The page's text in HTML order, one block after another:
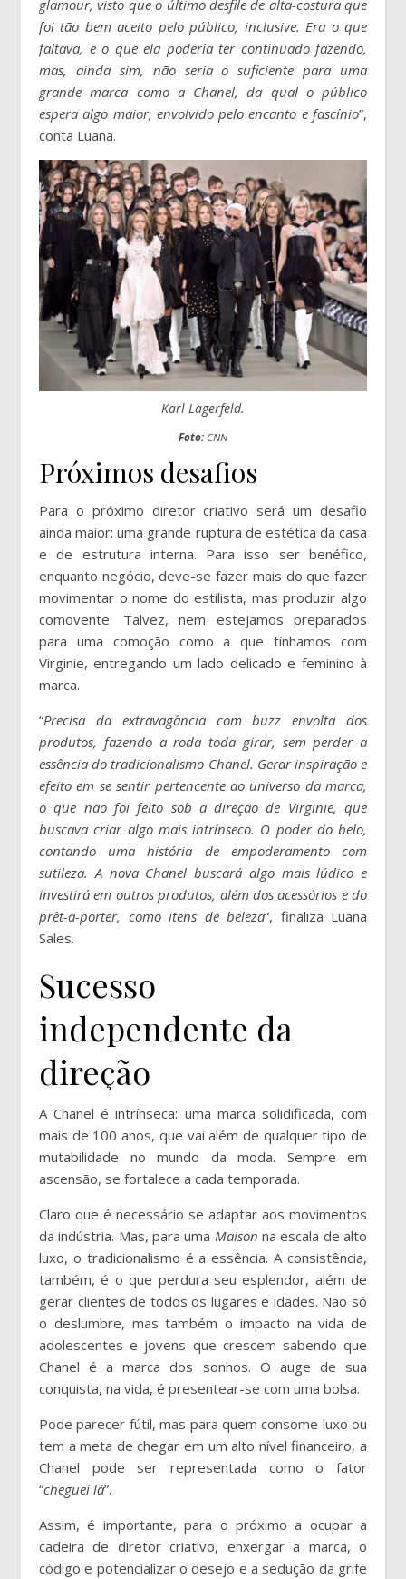
glamour, visto que o último desfile de alta-costura que
foi tão bem aceito pelo público, inclusive. Era o que
faltava, e o que ela poderia ter continuado fazendo,
mas, ainda sim, não seria o suficiente para uma
grande marca como a Chanel, da qual o público
espera algo maior, envolvido pelo encanto e fascínio”,
conta Luana.
Karl Lagerfeld.
Foto: CNN
Próximos desafios
Para o próximo diretor criativo será um desafio
ainda maior: uma grande ruptura de estética da casa
e de estrutura interna. Para isso ser benéfico,
enquanto negócio, deve-se fazer mais do que fazer
movimentar o nome do estilista, mas produzir algo
comovente. Talvez, nem estejamos preparados
para uma comoção como a que tínhamos com
Virginie, entregando um lado delicado e feminino à
marca.
“Precisa da extravagância com buzz envolta dos
produtos, fazendo a roda toda girar, sem perder a
essência do tradicionalismo Chanel. Gerar inspiração e
efeito em se sentir pertencente ao universo da marca,
o que não foi feito sob a direção de Virginie, que
buscava criar algo mais intrínseco. O poder do belo,
contando uma história de empoderamento com
sutileza. A nova Chanel buscará algo mais lúdico e
investirá em outros produtos, além dos acessórios e do
prêt-a-porter, como itens de beleza“, finaliza Luana
Sales.
Sucesso
independente da
direção
A Chanel é intrínseca: uma marca solidificada, com
mais de 100 anos, que vai além de qualquer tipo de
mutabilidade no mundo da moda. Sempre em
ascensão, se fortalece a cada temporada.
Claro que é necessário se adaptar aos movimentos
da indústria. Mas, para uma Maisonna escala de alto
luxo, o tradicionalismo é a essência. A consistência,
também, é o que perdura seu esplendor, além de
gerar clientes de todos os lugares e idades. Não só
o deslumbre, mas também o impacto na vida de
adolescentes e jovens que crescem sabendo que
Chanel é a marca dos sonhos. O auge de sua
conquista, na vida, é presentear-se com uma bolsa.
Pode parecer fútil, mas para quem consome luxo ou
tem a meta de chegar em um alto nível financeiro, a
Chanel pode ser representada como o fator
“cheguei lá”.
Assim, é importante, para o próximo a ocupar a
cadeira de diretor criativo, enxergar a marca, o
código e potencializar o desejo e a sedução da grife